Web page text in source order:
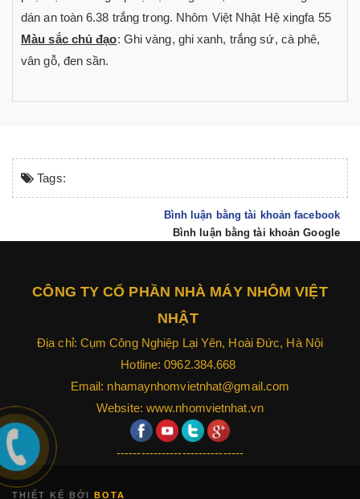
dán an toàn 6.38 trắng trong. Nhôm Việt Nhật Hệ xingfa 55
Màu sắc chủ đạo: Ghi vàng, ghi xanh, trắng sứ, cà phê,
vân gỗ, đen sần.
Tags:
Bình luận bằng tài khoản facebook
Bình luận bằng tài khoản Google
CÔNG TY CỔ PHẦN NHÀ MÁY NHÔM VIỆT
NHẬT
Địa chỉ: Cụm Công Nghiệp Lại Yên, Hoài Đức, Hà Nội
Hotline: 0962.384.668
Email: nhamaynhomvietnhat@gmail.com
Website: www.nhomvietnhat.vn
-------------------------------
THIẾT KẾ BỞI BOTA